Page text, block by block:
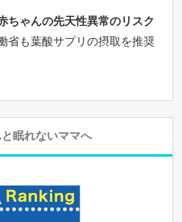
ちゃんの先天性異常のリスク
省も葉酸サプリの摂取を推奨
眠れないママへ